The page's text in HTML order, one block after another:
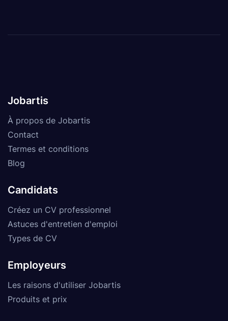
Jobartis
À propos de Jobartis
Contact
Termes et conditions
Blog
Candidats
Créez un CV professionnel
Astuces d'entretien d'emploi
Types de CV
Employeurs
Les raisons d'utiliser Jobartis
Produits et prix